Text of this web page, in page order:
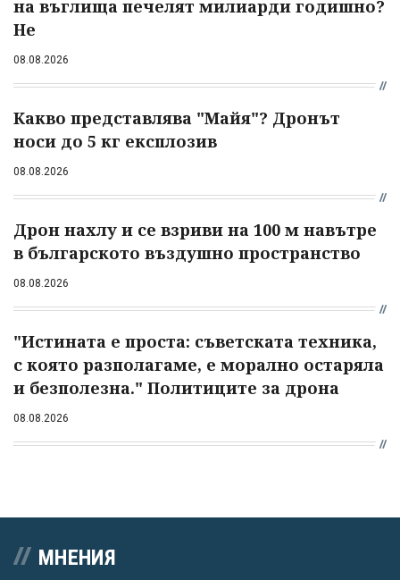
на въглища печелят милиарди годишно?
Не
08.08.2026
Какво представлява "Майя"? Дронът
носи до 5 кг експлозив
08.08.2026
Дрон нахлу и се взриви на 100 м навътре
в българското въздушно пространство
08.08.2026
"Истината е проста: съветската техника,
с която разполагаме, е морално остаряла
и безполезна." Политиците за дрона
08.08.2026
МНЕНИЯ